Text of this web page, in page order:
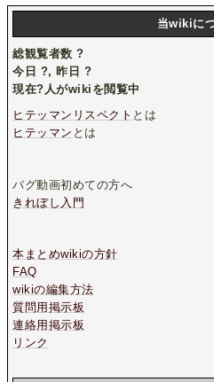
当wikiに
総観覧者数?
今日 ?, 昨日 ?
現在?人がwikiを閲覧中
ヒテッマンリスペクト とは
ヒテッマン とは
バグ動画初めての方へ
きれぼし入門
本まとめwikiの方針
FAQ
wikiの編集方法
質問用掲示板
連絡用掲示板
リンク